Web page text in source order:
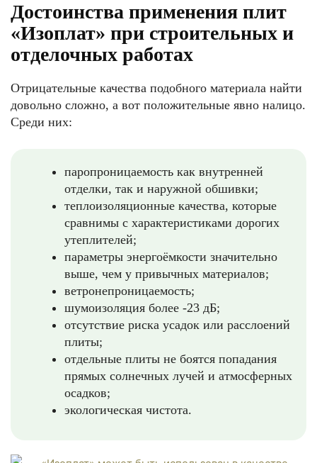
Достоинства применения плит
«Изоплат» при строительных и
отделочных работах
Отрицательные качества подобного материала найти
довольно сложно, а вот положительные явно налицо.
Среди них:
паропроницаемость как внутренней
отделки, так и наружной обшивки;
теплоизоляционные качества, которые
сравнимы с характеристиками дорогих
утеплителей;
параметры энергоёмкости значительно
выше, чем у привычных материалов;
ветронепроницаемость;
шумоизоляция более -23 дБ;
отсутствие риска усадок или расслоений
плиты;
отдельные плиты не боятся попадания
прямых солнечных лучей и атмосферных
осадков;
экологическая чистота.